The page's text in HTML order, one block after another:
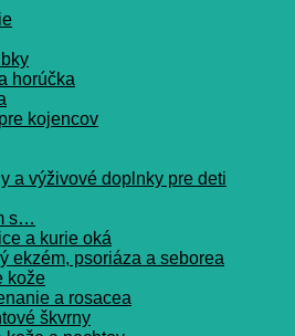
horúčka
kojencov
a výživové doplnky pre deti
s…
a kurie oká
ekzém, psoriáza a seborea
kože
a rosacea
škvrny